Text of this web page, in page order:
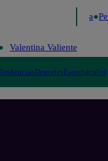
Valentina Valiente
DeportesEspectáculos